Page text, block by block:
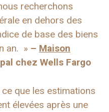
recherchons
en dehors des
de base des biens
an. » – Maison
chez Wells Fargo
que les estimations
élevées après une